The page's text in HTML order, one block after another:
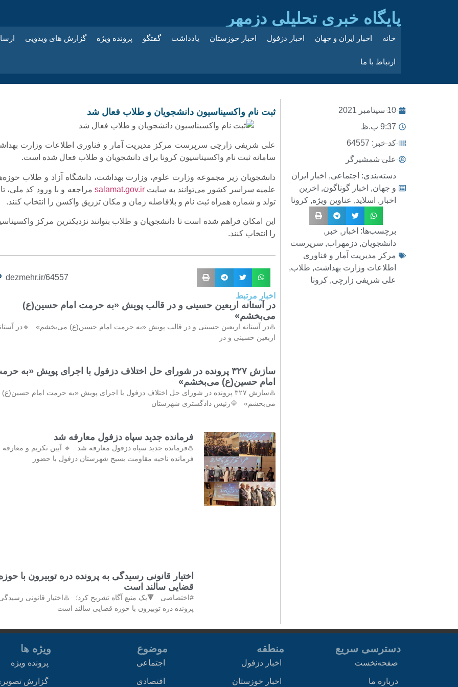
پایگاه خبری تحلیلی دزمهر
خانه اخبار ایران و جهان اخبار دزفول اخبار خوزستان یادداشت گفتگو پرونده ویژه گزارش های ویدویی
ارتباط با ما
10 سپتامبر 2021
9:37 ب.ظ
کد خبر: 64557
علی شمشیرگر
دسته‌بندی: اجتماعی, اخبار ایران
و جهان, اخبار گوناگون, اخرین
اخبار , اسلاید, عناوین ویژه, کرونا
برچسب‌ها: اخبار , خبر ,
دانشجویان, دزمهراب, سرپرست
مرکز مدیریت آمار و فناوری
اطلاعات وزارت بهداشت, طلاب,
علی شریفی زارچی, کرونا
ثبت نام واکسیناسیون دانشجویان و طلاب فعال شد
علی شریفی زارچی سرپرست مرکز مدیریت آمار و فناوری اطلاعات وزارت
سامانه ثبت نام واکسیناسیون کرونا برای دانشجویان و طلاب فعال شده است.
دانشجویان زیر مجموعه وزارت علوم، وزارت بهداشت، دانشگاه آزاد و طلاب
علمیه سراسر کشور می‌توانند به سایتsalamat.gov.ir مراجعه و با ورود کد ملی،
تولد و شماره همراه ثبت نام و بلافاصله زمان و مکان تزریق واکسن را انتخاب کنند.
این امکان فراهم شده است تا دانشجویان و طلاب بتوانند نزدیکترین مرکز
را انتخاب کنند.
dezmehr.ir/64557
اخبار مرتبط
در آستانه اربعین حسینی و در قالب پویش «به حرمت امام حسین(ع)
می‌بخشم»
♨️در آستانه اربعین حسینی و در قالب پویش «به حرمت امام حسین(ع) می‌بخشم» 🔹در
اربعین حسینی و در
سازش ۳۲۷ پرونده در شورای حل اختلاف دزفول با اجرای پویش «به
امام حسین(ع) می‌بخشم»
♨️سازش ۳۲۷ پرونده در شورای حل اختلاف دزفول با اجرای پویش «به حرمت امام حسین(ع)
می‌بخشم» 🔷️رئیس دادگستری شهرستان
فرمانده جدید سپاه دزفول معارفه شد
♨️فرمانده جدید سپاه دزفول معارفه شد 🔹 آیین تکریم و معارفه
فرمانده ناحیه مقاومت بسیج شهرستان دزفول با حضور
اختیار قانونی رسیدگی به پرونده دره توبیرون با
قضایی سالند است
#اختصاصی 🔻یک منبع آگاه تشریح کرد؛ ♨️اختیار قانونی
پرونده دره توبیرون با حوزه قضایی سالند است
دسترسی سریع
صفحه‌نخست
درباره ما
منطقه
اخبار دزفول
اخبار خوزستان
موضوع
اجتماعی
اقتصادی
ویژه ها
پرونده ویژه
گزارش